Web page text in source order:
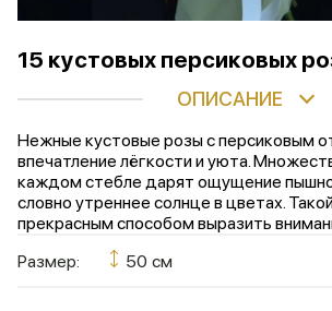
15 кустовых персиковых
ОПИСАНИЕ
Нежные кустовые розы с персиковым
впечатление лёгкости и уюта.
каждом стебле дарят ощущение
словно утреннее солнце в цветах.
прекрасным способом выразить
Размер:
50 см